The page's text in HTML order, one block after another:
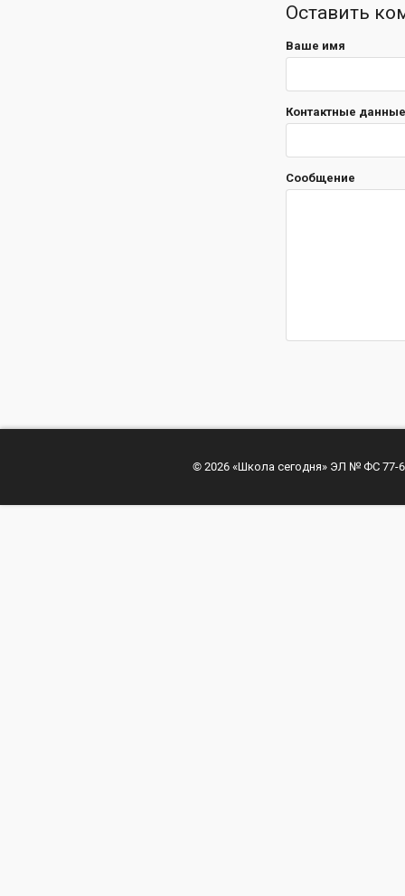
Оставить
Ваше имя
Контактные
Сообщение
© 2026 «Школа сегодня» ЭЛ № ФС 77-